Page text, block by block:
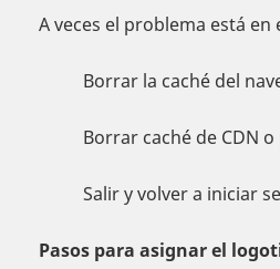
A veces el problema está en
Borrar la caché del
Borrar caché de CDN
Salir y volver a iniciar
Pasos para asignar el